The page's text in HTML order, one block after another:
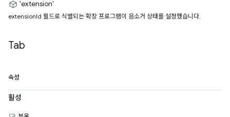
'extension'
extensionId 필드로 식별되는 확장 프로그램이 음소거 상태를 설정했습니다.
Tab
속성
활성